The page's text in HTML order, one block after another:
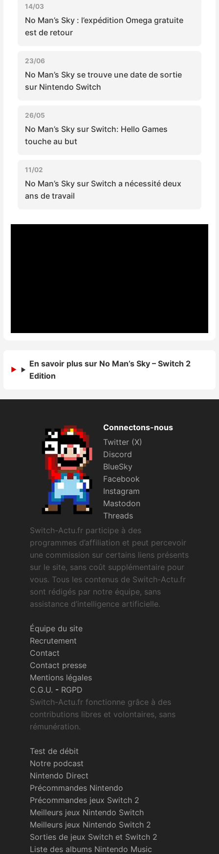
Bons plans
14/03
No Man’s Sky : l’expédition Omega gratuite
est de retour
23/06
No Man’s Sky se trouve une date de sortie
sur Nintendo Switch
26/05
No Man’s Sky sur Switch: Hello Games
touche au but
11/02
No Man’s Sky sur Switch a nécessité deux
ans de travail
En savoir plus sur No Man’s Sky – Switch 2
Edition
Connectons-nous
Twitter (X)
Discord
BlueSky
Facebook
Instagram
Mastodon
Threads
Switch-Actu.fr participe à des
programmes d’affiliation et peut percevoir
une commission sur certains liens présents
sur le site, sans coût supplémentaire pour
vous. Tous les contenus de Switch-Actu.fr
sont rédigés par notre équipe, sans
assistance d’intelligence artificielle.
Équipe du site
Recrutement
Contact
Contact presse
Mentions légales
C.G.U. - RGPD
Switch-Actu.fr fonctionne grâce à des
contributions libres et volontaires, sans
rémunération.
Test de débit
Notre podcast
Nintendo Direct
Précommandes Nintendo
Précommandes jeux Switch 2
Meilleurs jeux Nintendo Switch
Meilleurs jeux Nintendo Switch 2
Sorties de jeux Switch et Switch 2
Liste des albums Nintendo Music